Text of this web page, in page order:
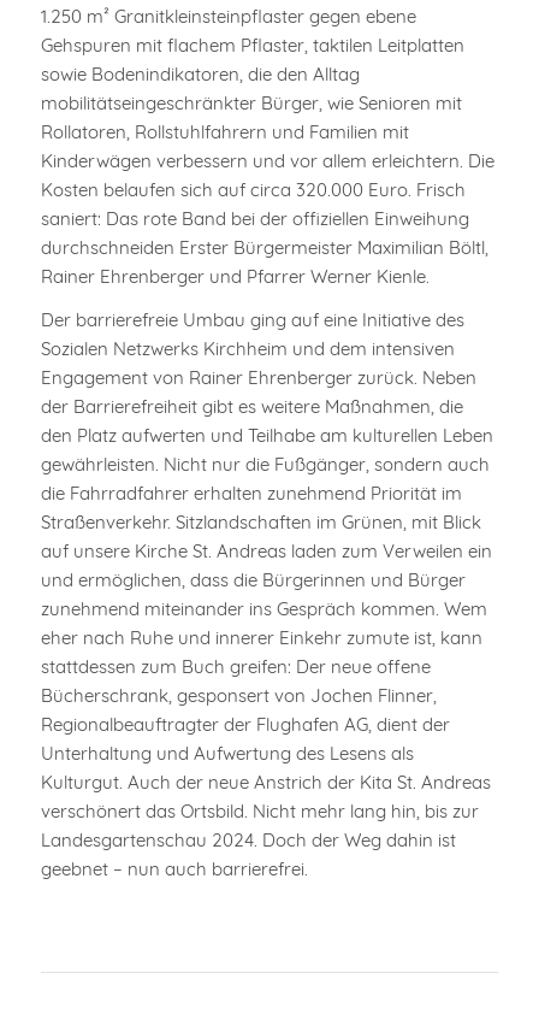
1.250 m² Granitkleinsteinpflaster gegen ebene
Gehspuren mit flachem Pflaster, taktilen Leitplatten
sowie Bodenindikatoren, die den Alltag
mobilitätseingeschränkter Bürger, wie Senioren mit
Rollatoren, Rollstuhlfahrern und Familien mit
Kinderwägen verbessern und vor allem erleichtern. Die
Kosten belaufen sich auf circa 320.000 Euro. Frisch
saniert: Das rote Band bei der offiziellen Einweihung
durchschneiden Erster Bürgermeister Maximilian Böltl,
Rainer Ehrenberger und Pfarrer Werner Kienle.
Der barrierefreie Umbau ging auf eine Initiative des
Sozialen Netzwerks Kirchheim und dem intensiven
Engagement von Rainer Ehrenberger zurück. Neben
der Barrierefreiheit gibt es weitere Maßnahmen, die
den Platz aufwerten und Teilhabe am kulturellen Leben
gewährleisten. Nicht nur die Fußgänger, sondern auch
die Fahrradfahrer erhalten zunehmend Priorität im
Straßenverkehr. Sitzlandschaften im Grünen, mit Blick
auf unsere Kirche St. Andreas laden zum Verweilen ein
und ermöglichen, dass die Bürgerinnen und Bürger
zunehmend miteinander ins Gespräch kommen. Wem
eher nach Ruhe und innerer Einkehr zumute ist, kann
stattdessen zum Buch greifen: Der neue offene
Bücherschrank, gesponsert von Jochen Flinner,
Regionalbeauftragter der Flughafen AG, dient der
Unterhaltung und Aufwertung des Lesens als
Kulturgut. Auch der neue Anstrich der Kita St. Andreas
verschönert das Ortsbild. Nicht mehr lang hin, bis zur
Landesgartenschau 2024. Doch der Weg dahin ist
geebnet – nun auch barrierefrei.